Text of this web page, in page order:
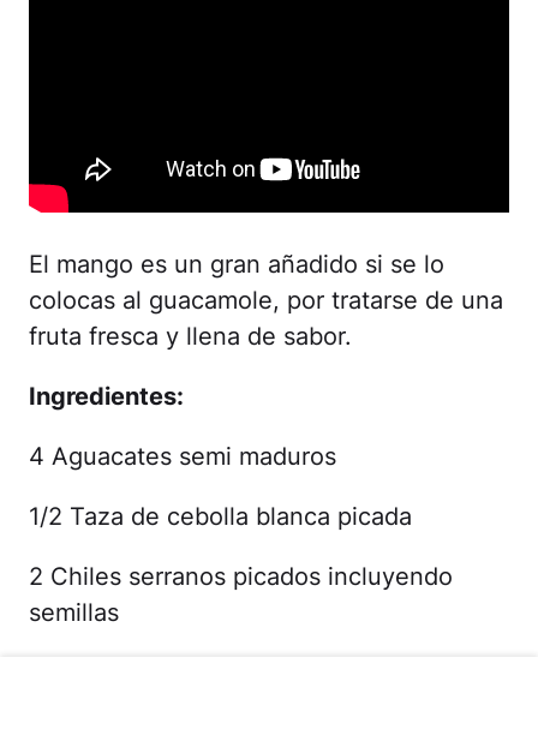
El mango es un gran añadido si se lo
colocas al guacamole, por tratarse de una
fruta fresca y llena de sabor.
Ingredientes:
4 Aguacates semi maduros
1/2 Taza de cebolla blanca picada
2 Chiles serranos picados incluyendo
semillas